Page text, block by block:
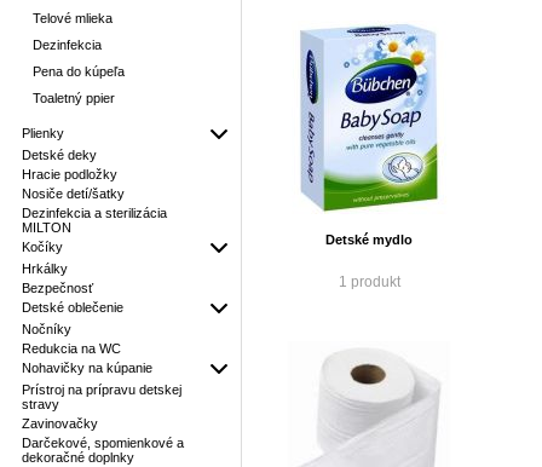
Telové mlieka
Dezinfekcia
Pena do kúpeľa
Toaletný ppier
Plienky
Detské deky
Hracie podložky
Nosiče detí/šatky
Dezinfekcia a sterilizácia
MILTON
Kočíky
Hrkálky
Bezpečnosť
Detské oblečenie
Nočníky
Redukcia na WC
Nohavičky na kúpanie
Prístroj na prípravu detskej
stravy
Zavinovačky
Darčekové, spomienkové a
dekoračné doplnky
Detské mydlo
1 produkt